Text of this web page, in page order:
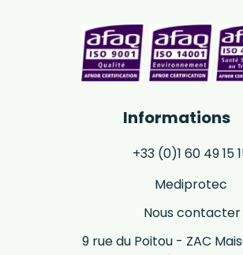
Informations
+33 (0)1 60 49 15
Mediprotec
Nous contacter
9 rue du Poitou - ZAC